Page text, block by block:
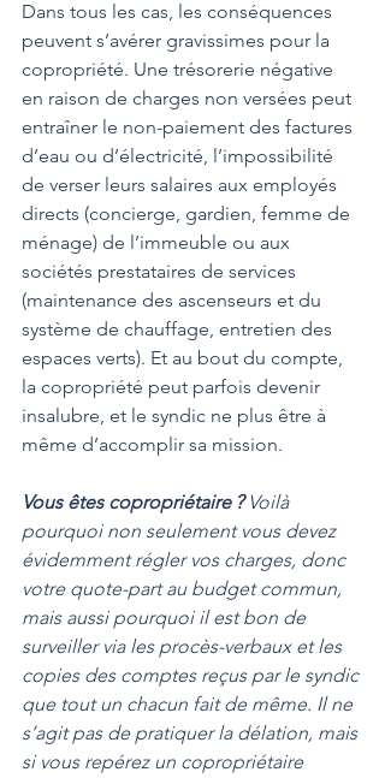
Dans tous les cas, les conséquences
peuvent s’avérer gravissimes pour la
copropriété. Une trésorerie négative
en raison de charges non versées peut
entraîner le non-paiement des factures
d’eau ou d’électricité, l’impossibilité
de verser leurs salaires aux employés
directs (concierge, gardien, femme de
ménage) de l’immeuble ou aux
sociétés prestataires de services
(maintenance des ascenseurs et du
système de chauffage, entretien des
espaces verts). Et au bout du compte,
la copropriété peut parfois devenir
insalubre, et le syndic ne plus être à
même d’accomplir sa mission.
Vous êtes copropriétaire ? Voilà
pourquoi non seulement vous devez
évidemment régler vos charges, donc
votre quote-part au budget commun,
mais aussi pourquoi il est bon de
surveiller via les procès-verbaux et les
copies des comptes reçus par le syndic
que tout un chacun fait de même. Il ne
s’agit pas de pratiquer la délation, mais
si vous repérez un copropriétaire